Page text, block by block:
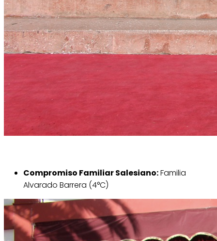
Compromiso Familiar Salesiano:Familia
Alvarado Barrera (4°C)